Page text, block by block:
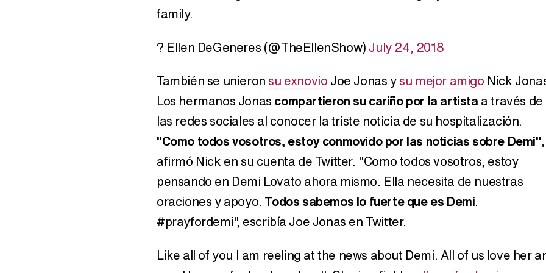
family.
? Ellen DeGeneres (@TheEllenShow) July 24, 2018
También se unieronsu exnovio Joe Jonas ysu mejor amigo Nick
Los hermanos Jonas compartieron su cariño por la artista a través de
las redes sociales al conocer la triste noticia de su hospitalización.
"Como todos vosotros, estoy conmovido por las noticias sobre Demi",
afirmó Nick en su cuenta de Twitter. "Como todos vosotros, estoy
pensando en Demi Lovato ahora mismo. Ella necesita de nuestras
oraciones y apoyo. Todos sabemos lo fuerte que es Demi.
#prayfordemi", escribía Joe Jonas en Twitter.
Like all of you I am reeling at the news about Demi. All of us love her